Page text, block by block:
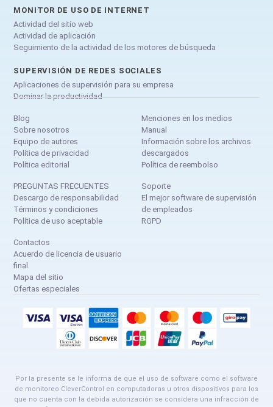
MONITOR DE USO DE INTERNET
Actividad del sitio web
Actividad de aplicación
Seguimiento de la actividad de los motores de búsqueda
SUPERVISIÓN DE REDES SOCIALES
Aplicaciones de supervisión para su empresa
Dominar la productividad
Blog
Sobre nosotros
Equipo de autores
Política de privacidad
Política editorial
Menciones en los medios
Manual
Información sobre los archivos
descargados
Política de reembolso
PREGUNTAS FRECUENTES
Descargo de responsabilidad
Términos y condiciones
Política de uso aceptable
Soporte
El mejor software de supervisión
de empleados
RGPD
Contactos
Acuerdo de licencia de usuario
final
Mapa del sitio
Ofertas especiales
Por la presente se le informa de que el uso de software como el software
de monitoreo CleverControl en computadoras u otros dispositivos para los
que no cuenta con la debida autorización se considera una infracción de